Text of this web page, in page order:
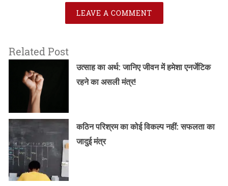
LEAVE A COMMENT
Related Post
उत्साह का अर्थ: जानिए जीवन में हमेशा एनर्जेटिक
रहने का असली मंत्र!
कठिन परिश्रम का कोई विकल्प नहीं: सफलता का
जादुई मंत्र